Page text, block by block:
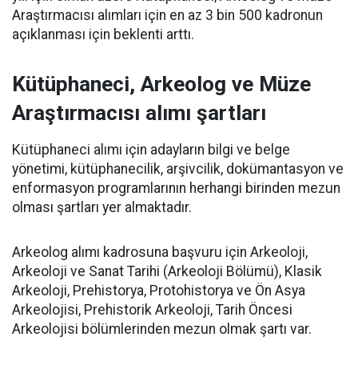
Araştırmacısı alımları için en az 3 bin 500 kadronun
açıklanması için beklenti arttı.
Kütüphaneci, Arkeolog ve Müze
Araştırmacısı alımı şartları
Kütüphaneci alımı için adayların bilgi ve belge
yönetimi, kütüphanecilik, arşivcilik, dokümantasyon ve
enformasyon programlarının herhangi birinden mezun
olması şartları yer almaktadır.
Arkeolog alımı kadrosuna başvuru için Arkeoloji,
Arkeoloji ve Sanat Tarihi (Arkeoloji Bölümü), Klasik
Arkeoloji, Prehistorya, Protohistorya ve Ön Asya
Arkeolojisi, Prehistorik Arkeoloji, Tarih Öncesi
Arkeolojisi bölümlerinden mezun olmak şartı var.